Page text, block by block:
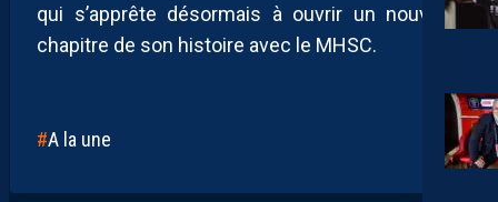
qui s’apprête désormais à ouvrir un nouveau
chapitre de son histoire avec le MHSC.
A la une